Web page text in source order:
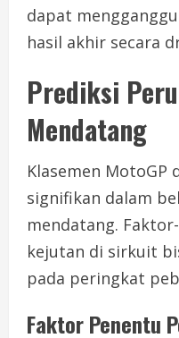
dapat
hasil akhir secara
Prediksi
Mendatang
Klasemen MotoGP
signifikan dalam
mendatang.
kejutan di sirkuit
pada peringkat
Faktor Penentu